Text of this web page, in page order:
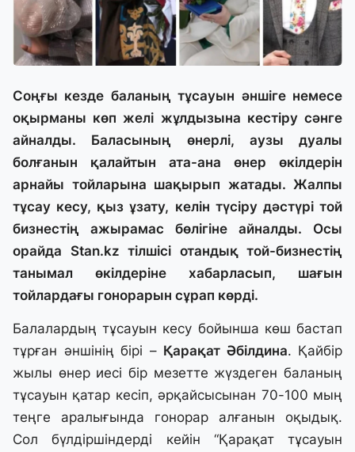
Соңғы кезде баланың тұсауын әншіге немесе
оқырманы көп желі жұлдызына кестіру сәнге
айналды. Баласының өнерлі, аузы дуалы
болғанын қалайтын ата-ана өнер өкілдерін
арнайы тойларына шақырып жатады. Жалпы
тұсау кесу, қыз ұзату, келін түсіру дәстүрі той
бизнестің ажырамас бөлігіне айналды. Осы
орайда Stan.kz тілшісі отандық той-бизнестің
танымал өкілдеріне хабарласып, шағын
тойлардағы гонорарын сұрап көрді.
Балалардың тұсауын кесу бойынша көш бастап
тұрған әншінің бірі – Қарақат Әбілдина. Қайбір
жылы өнер иесі бір мезетте жүздеген баланың
тұсауын қатар кесіп, әрқайсысынан 70-100 мың
теңге аралығында гонорар алғанын оқыдық.
Сол бүлдіршіндерді кейін “Қарақат тұсауын